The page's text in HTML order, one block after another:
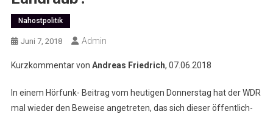
Nahostpolitik
Juni 7, 2018 Admin
Kurzkommentar von Andreas Friedrich, 07.06.2018
In einem Hörfunk- Beitrag vom heutigen Donnerstag hat der WDR
mal wieder den Beweise angetreten, das sich dieser öffentlich-